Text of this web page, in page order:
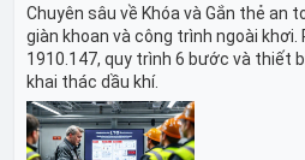
Chuyên sâu về Khóa và Gắn thẻ an
giàn khoan và công trình ngoài
1910.147, quy trình 6 bước và thiết
khai thác dầu khí.